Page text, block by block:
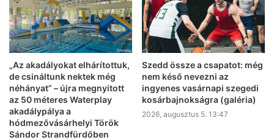
„Az akadályokat elhárítottuk,
de csináltunk nektek még
néhányat” – újra megnyitott
az 50 méteres Waterplay
akadálypálya a
hódmezővásárhelyi Török
Sándor Strandfürdőben
Szedd össze a csapatot: még
nem késő nevezni az
ingyenes vasárnapi szegedi
kosárbajnokságra (galéria)
2026, augusztus 5. 13:47